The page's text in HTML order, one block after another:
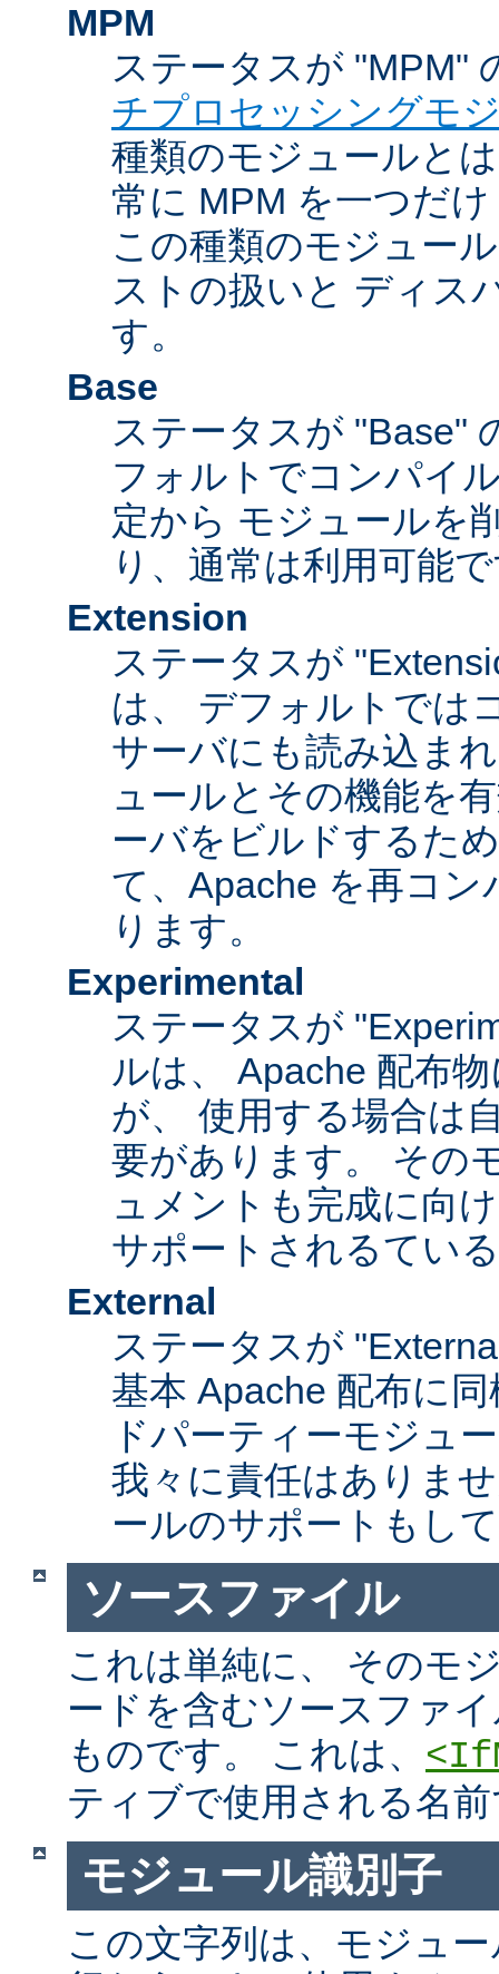
MPM
ステータスが "MPM"
チプロセッシングモ
種類のモジュールと
常に MPM を一つだ
この種類のモジュー
ストの扱いと ディス
す。
Base
ステータスが "Base"
フォルトでコンパイ
定から モジュールを
り、通常は利用可能
Extension
ステータスが
は、 デフォルトでは
サーバにも読み込ま
ュールとその機能を
ーバをビルドするた
て、Apache を再コ
ります。
Experimental
ステータスが
ルは、 Apache 配布
が、 使用する場合は
要があります。 その
ュメントも完成に向
サポートされるてい
External
ステータスが
基本 Apache 配布に
ドパーティーモジュ
我々に責任はありま
ールのサポートもし
ソースファイル
これは単純に、 そのモ
ードを含むソースファ
ものです。 これは、
ティブで使用される名
モジュール識別子
この文字列は、モジュ